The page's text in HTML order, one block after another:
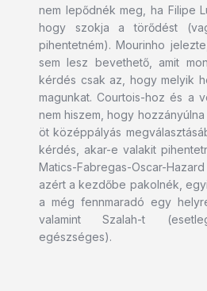
nem lepődnék meg, ha Filipe
hogy szokja a törődést
pihentetném). Mourinho
sem lesz bevethető, amit
kérdés csak az, hogy melyik
magunkat. Courtois-hoz és a
nem hiszem, hogy
öt középpályás
kérdés, akar-e valakit
Matics-Fabregas-Oscar-
azért a kezdőbe pakolnék,
a még fennmaradó egy
valamint Szalah-t
egészséges).